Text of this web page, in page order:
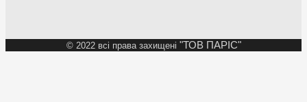
© 2022 всі права захищені "ТОВ ПАРІС"